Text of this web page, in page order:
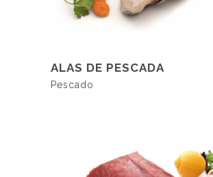
LER MAIS
ALAS DE PESCADA
Pescado